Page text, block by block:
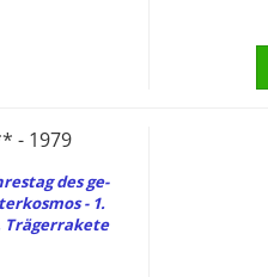
- 1979
des ge­
- 1.
Trä­ger­ra­ke­te